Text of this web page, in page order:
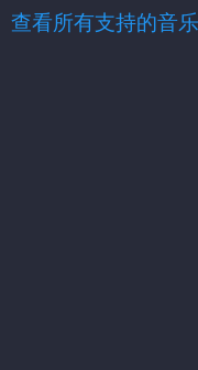
查看所有支持的音